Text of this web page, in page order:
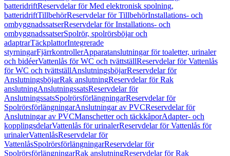
batteridriftReservdelar för Med elektronisk spolning,
batteridriftTillbehörReservdelar för TillbehörInstallations- och
ombyggnadssatserReservdelar för Installations- och
ombyggnadssatserSpolrör, spolrörsböjar och
adaptrarTäckplattorIntegrerade
styrningarFjärrkontrollerApparatanslutningar för toaletter, urinaler
och bidéerVattenlås för WC och tvättställReservdelar för Vattenlås
för WC och tvättställAnslutningsböjarReservdelar för
AnslutningsböjarRak anslutningReservdelar för Rak
anslutningAnslutningssatsReservdelar för
AnslutningssatsSpolrörsförlängningarReservdelar för
SpolrörsförlängningarAnslutningar av PVCReservdelar för
Anslutningar av PVCManschetter och täckkåporAdapter- och
kopplingsdelarVattenlås för urinalerReservdelar för Vattenlås för
urinalerVattenlåsReservdelar för
VattenlåsSpolrörsförlängningarReservdelar för
SpolrörsförlängningarRak anslutningReservdelar för Rak